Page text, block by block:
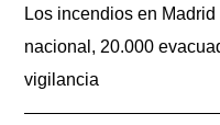
Los incendios en
nacional, 20.000
vigilancia